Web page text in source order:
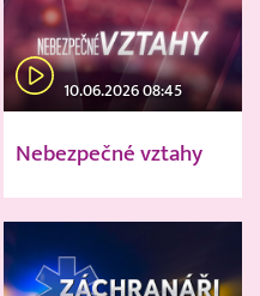
10.06.2026 08:45
Nebezpečné vztahy